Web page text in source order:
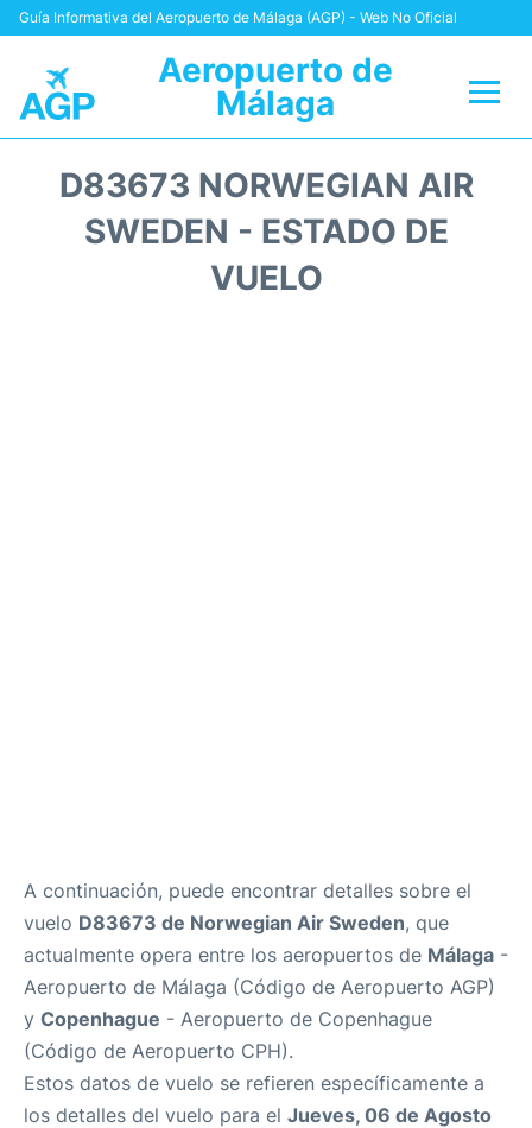
Guía Informativa del Aeropuerto de Málaga (AGP) - Web No Oficial
Aeropuerto de
Málaga
D83673 NORWEGIAN AIR
SWEDEN - ESTADO DE
VUELO
A continuación, puede encontrar detalles sobre el
vuelo D83673 de Norwegian Air Sweden, que
actualmente opera entre los aeropuertos de Málaga -
Aeropuerto de Málaga (Código de Aeropuerto AGP)
y Copenhague - Aeropuerto de Copenhague
(Código de Aeropuerto CPH).
Estos datos de vuelo se refieren específicamente a
los detalles del vuelo para el Jueves, 06 de Agosto